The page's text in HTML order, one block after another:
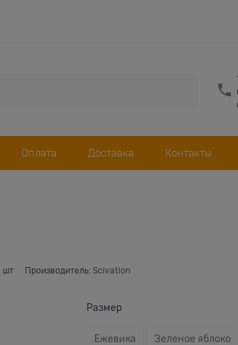
Оплата Доставка Контакты
шт Производитель: Scivation
Размер
Ежевика Зеленое яблоко